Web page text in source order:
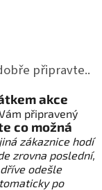
připravte..
akce
připravený
co možná
zákaznice hodí
zrovna poslední,
odešle
po